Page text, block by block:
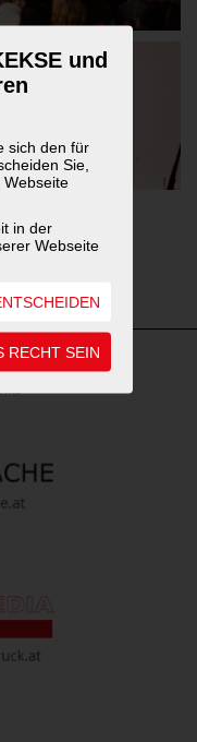
und
sich den für
Sie,
Webseite
in der
Webseite
RECHT SEIN